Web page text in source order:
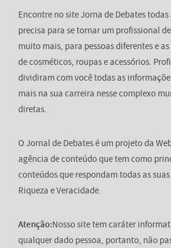
Encontre no site Jorna de Debates
precisa para se tornar um profissional
muito mais, para pessoas diferentes e
de cosméticos, roupas e acessórios.
dividiram com você todas as
mais na sua carreira nesse complexo
diretas.
O Jornal de Debates é um projeto da
agência de conteúdo que tem como
conteúdos que respondam todas as
Riqueza e Veracidade.
Atenção:Nosso site tem caráter
qualquer dado pessoa, portanto, não